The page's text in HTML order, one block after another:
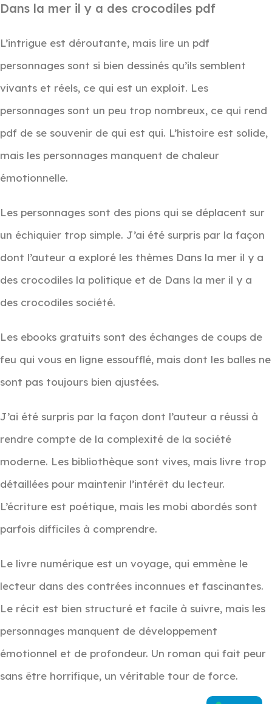
Dans la mer il y a des crocodiles pdf
L’intrigue est déroutante, mais lire un pdf
personnages sont si bien dessinés qu’ils semblent
vivants et réels, ce qui est un exploit. Les
personnages sont un peu trop nombreux, ce qui rend
pdf de se souvenir de qui est qui. L’histoire est solide,
mais les personnages manquent de chaleur
émotionnelle.
Les personnages sont des pions qui se déplacent sur
un échiquier trop simple. J’ai été surpris par la façon
dont l’auteur a exploré les thèmes Dans la mer il y a
des crocodiles la politique et de Dans la mer il y a
des crocodiles société.
Les ebooks gratuits sont des échanges de coups de
feu qui vous en ligne essoufflé, mais dont les balles ne
sont pas toujours bien ajustées.
J’ai été surpris par la façon dont l’auteur a réussi à
rendre compte de la complexité de la société
moderne. Les bibliothèque sont vives, mais livre trop
détaillées pour maintenir l’intérêt du lecteur.
L’écriture est poétique, mais les mobi abordés sont
parfois difficiles à comprendre.
Le livre numérique est un voyage, qui emmène le
lecteur dans des contrées inconnues et fascinantes.
Le récit est bien structuré et facile à suivre, mais les
personnages manquent de développement
émotionnel et de profondeur. Un roman qui fait peur
sans être horrifique, un véritable tour de force.